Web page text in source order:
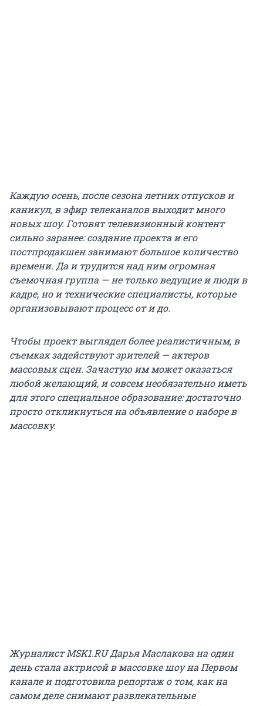
Каждую осень, после сезона летних отпусков и
каникул, в эфир телеканалов выходит много
новых шоу. Готовят телевизионный контент
сильно заранее: создание проекта и его
постпродакшен занимают большое количество
времени. Да и трудится над ним огромная
съемочная группа — не только ведущие и люди в
кадре, но и технические специалисты, которые
организовывают процесс от и до.
Чтобы проект выглядел более реалистичным, в
съемках задействуют зрителей — актеров
массовых сцен. Зачастую им может оказаться
любой желающий, и совсем необязательно иметь
для этого специальное образование: достаточно
просто откликнуться на объявление о наборе в
массовку.
Журналист MSK1.RU Дарья Маслакова на один
день стала актрисой в массовке шоу на Первом
канале и подготовила репортаж о том, как на
самом деле снимают развлекательные